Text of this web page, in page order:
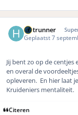
Hotrunner
Geplaatst7
Jij bent zo op de
en overal de
opleveren. En hier laat
Kruideniers mentaliteit.
Citeren